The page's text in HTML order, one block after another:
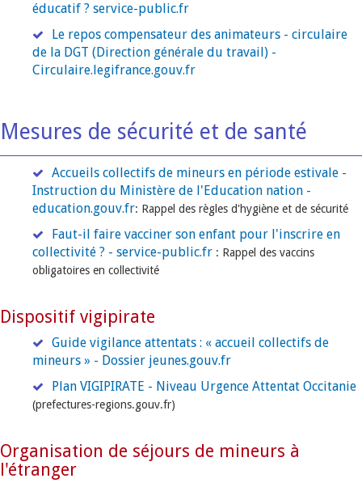
éducatif ? service-public.fr
Le repos compensateur des animateurs - circulaire
de la DGT (Direction générale du travail) -
Circulaire.legifrance.gouv.fr
Mesures de sécurité et de santé
Accueils collectifs de mineurs en période estivale -
Instruction du Ministère de l'Education nation -
education.gouv.fr: Rappel des règles d'hygiène et de sécurité
Faut-il faire vacciner son enfant pour l'inscrire en
collectivité ? - service-public.fr : Rappel des vaccins
obligatoires en collectivité
Dispositif vigipirate
Guide vigilance attentats : « accueil collectifs de
mineurs » - Dossier jeunes.gouv.fr
Plan VIGIPIRATE - Niveau Urgence Attentat Occitanie
(prefectures-regions.gouv.fr)
Organisation de séjours de mineurs à
l'étranger